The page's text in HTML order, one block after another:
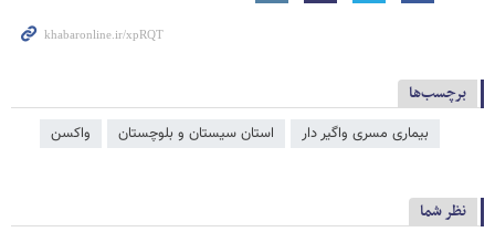
برچسب‌ها
بیماری مسری واگیر دار استان سیستان و بلوچستان واکسن
نظر شما